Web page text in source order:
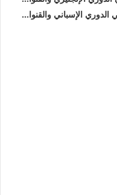
الإسباني والقنوات الناقلة